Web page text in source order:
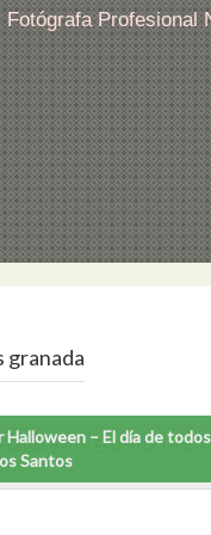
Fotógrafa Profesional
granada
Halloween – El día de todos
Santos